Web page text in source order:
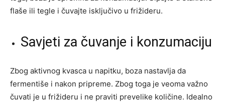
flaše ili tegle i čuvajte isključivo u frižideru.
Savjeti za čuvanje i konzumaciju
Zbog aktivnog kvasca u napitku, boza nastavlja da
fermentiše i nakon pripreme. Zbog toga je veoma važno
čuvati je u frižideru i ne praviti prevelike količine. Idealno